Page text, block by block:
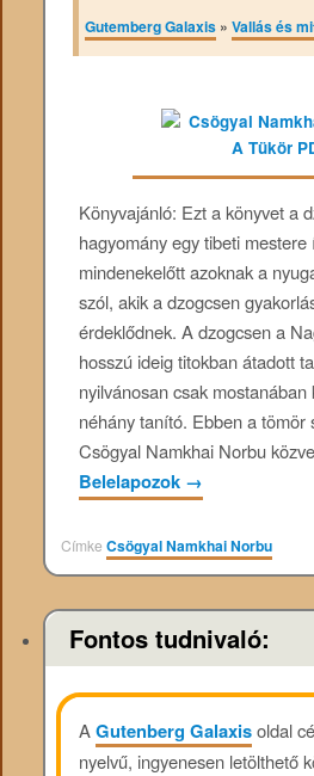
Gutemberg Galaxis »Vallás és
Könyvajánló: Ezt a könyvet a
hagyomány egy tibeti mestere
mindenekelőtt azoknak a
szól, akik a dzogcsen
érdeklődnek. A dzogcsen a
hosszú ideig titokban átadott
nyilvánosan csak
néhány tanító. Ebben a tömör
Csögyal Namkhai Norbu
Belelapozok →
CímkeCsögyal Namkhai Norbu
Fontos tudnivaló:
AGutenberg Galaxisoldal
nyelvű, ingyenesen letölthető